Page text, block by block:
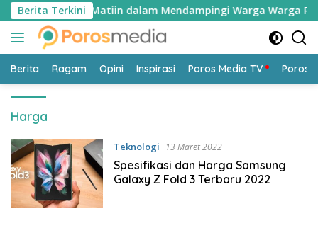
Langsung
ke
konten
Berita Terkini
Matiin dalam Mendampingi Warga Warga Rentan
Berita Ragam Opini Inspirasi Poros Media TV Poros
Harga
Teknologi 13 Maret 2022
Spesifikasi dan Harga Samsung
Galaxy Z Fold 3 Terbaru 2022